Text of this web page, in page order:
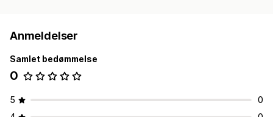
Anmeldelser
Samlet bedømmelse
0
5
0